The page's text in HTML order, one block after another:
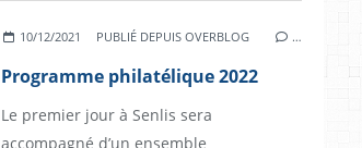
10/12/2021 PUBLIÉ DEPUIS OVERBLOG …
Programme philatélique 2022
Le premier jour à Senlis sera
accompagné d’un ensemble